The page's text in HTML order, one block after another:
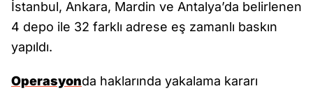
İstanbul, Ankara, Mardin ve Antalya’da belirlenen
4 depo ile 32 farklı adrese eş zamanlı baskın
yapıldı.
Operasyonda haklarında yakalama kararı